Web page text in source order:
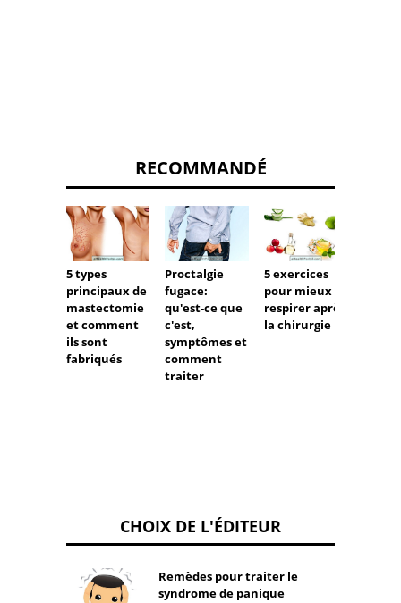
RECOMMANDÉ
5 types
principaux de
mastectomie
et comment
ils sont
fabriqués
Proctalgie
fugace:
qu'est-ce que
c'est,
symptômes et
comment
traiter
5 exercices
pour mieux
respirer après
la chirurgie
CHOIX DE L'ÉDITEUR
Remèdes pour traiter le
syndrome de panique